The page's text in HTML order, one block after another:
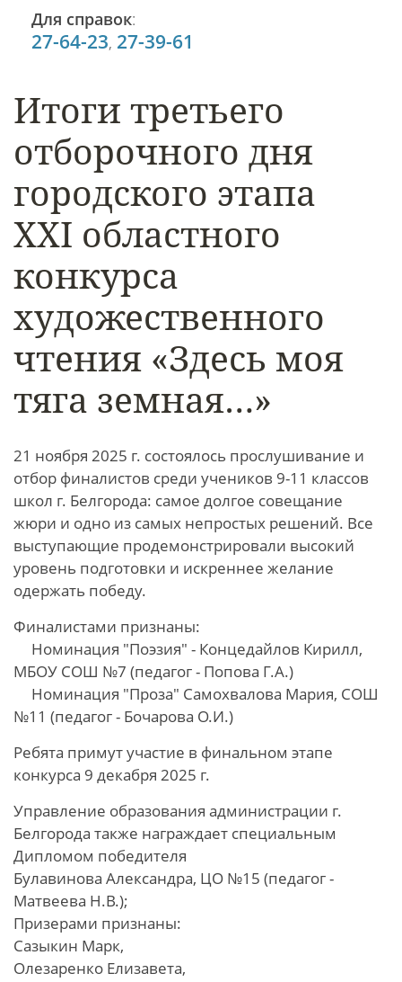
Итоги третьего
отборочного дня
городского этапа
XXI областного
конкурса
художественного
чтения «Здесь моя
тяга земная…»
21 ноября 2025 г. состоялось прослушивание и
отбор финалистов среди учеников 9-11 классов
школ г. Белгорода: самое долгое совещание
жюри и одно из самых непростых решений. Все
выступающие продемонстрировали высокий
уровень подготовки и искреннее желание
одержать победу.
Финалистами признаны:
Номинация "Поэзия" - Концедайлов Кирилл,
МБОУ СОШ №7 (педагог - Попова Г.А.)
Номинация "Проза" Самохвалова Мария, СОШ
№11 (педагог - Бочарова О.И.)
Ребята примут участие в финальном этапе
конкурса 9 декабря 2025 г.
Управление образования администрации г.
Белгорода также награждает специальным
Дипломом победителя
Булавинова Александра, ЦО №15 (педагог -
Матвеева Н.В.);
Призерами признаны:
Сазыкин Марк,
Олезаренко Елизавета,
Для справок:
27-64-23, 27-39-61